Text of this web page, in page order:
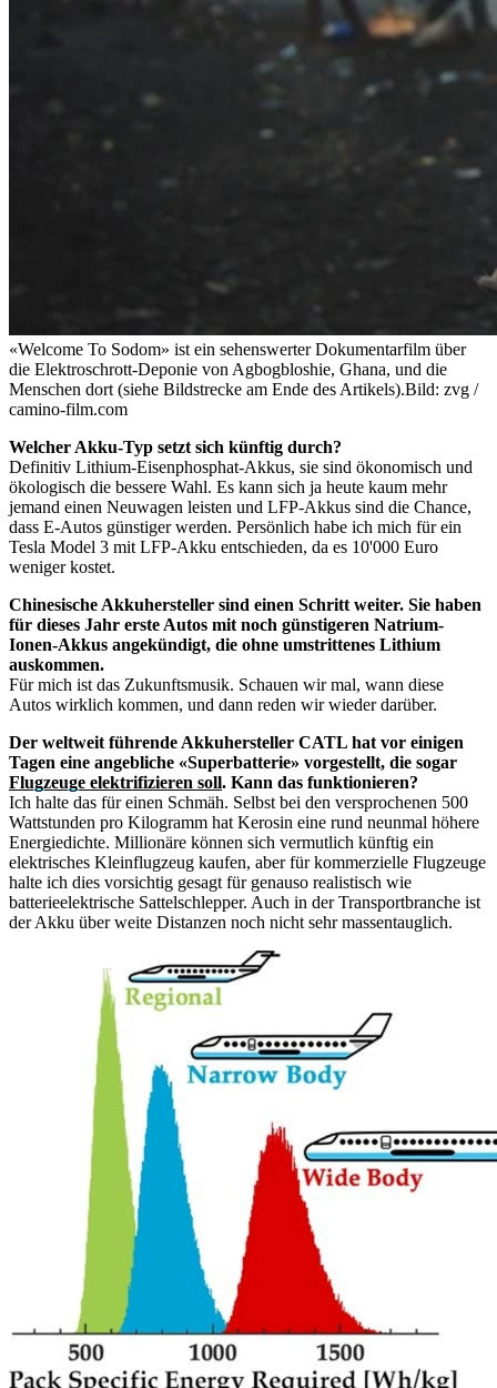
«Welcome To Sodom» ist ein sehenswerter Dokumentarfilm über
die Elektroschrott-Deponie von Agbogbloshie, Ghana, und die
Menschen dort (siehe Bildstrecke am Ende des Artikels).Bild: zvg /
camino-film.com
Welcher Akku-Typ setzt sich künftig durch?
Definitiv Lithium-Eisenphosphat-Akkus, sie sind ökonomisch und
ökologisch die bessere Wahl. Es kann sich ja heute kaum mehr
jemand einen Neuwagen leisten und LFP-Akkus sind die Chance,
dass E-Autos günstiger werden. Persönlich habe ich mich für ein
Tesla Model 3 mit LFP-Akku entschieden, da es 10'000 Euro
weniger kostet.
Chinesische Akkuhersteller sind einen Schritt weiter. Sie haben
für dieses Jahr erste Autos mit noch günstigeren Natrium-
Ionen-Akkus angekündigt, die ohne umstrittenes Lithium
auskommen.
Für mich ist das Zukunftsmusik. Schauen wir mal, wann diese
Autos wirklich kommen, und dann reden wir wieder darüber.
Der weltweit führende Akkuhersteller CATL hat vor einigen
Tagen eine angebliche «Superbatterie» vorgestellt, die sogar
Flugzeuge elektrifizieren soll. Kann das funktionieren?
Ich halte das für einen Schmäh. Selbst bei den versprochenen 500
Wattstunden pro Kilogramm hat Kerosin eine rund neunmal höhere
Energiedichte. Millionäre können sich vermutlich künftig ein
elektrisches Kleinflugzeug kaufen, aber für kommerzielle Flugzeuge
halte ich dies vorsichtig gesagt für genauso realistisch wie
batterieelektrische Sattelschlepper. Auch in der Transportbranche ist
der Akku über weite Distanzen noch nicht sehr massentauglich.